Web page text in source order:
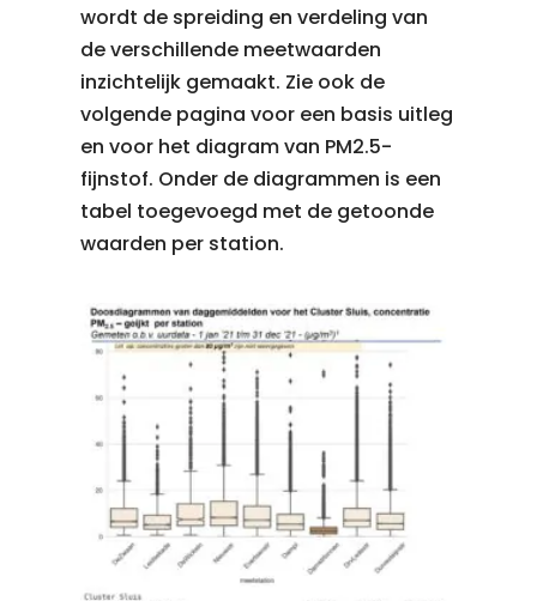
wordt de spreiding en verdeling van
de verschillende meetwaarden
inzichtelijk gemaakt. Zie ook de
volgende pagina voor een basis uitleg
en voor het diagram van PM2.5-
fijnstof. Onder de diagrammen is een
tabel toegevoegd met de getoonde
waarden per station.